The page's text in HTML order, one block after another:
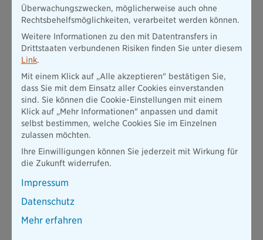
Überwachungszwecken, möglicherweise auch ohne
Rechtsbehelfsmöglichkeiten, verarbeitet werden können.
Weitere Informationen zu den mit Datentransfers in
Drittstaaten verbundenen Risiken finden Sie unter diesem
Link.
Mit einem Klick auf „Alle akzeptieren" bestätigen Sie,
dass Sie mit dem Einsatz aller Cookies einverstanden
sind. Sie können die Cookie-Einstellungen mit einem
Klick auf „Mehr Informationen" anpassen und damit
selbst bestimmen, welche Cookies Sie im Einzelnen
zulassen möchten.
Ihre Einwilligungen können Sie jederzeit mit Wirkung für
die Zukunft widerrufen.
Impressum
Datenschutz
Mehr erfahren